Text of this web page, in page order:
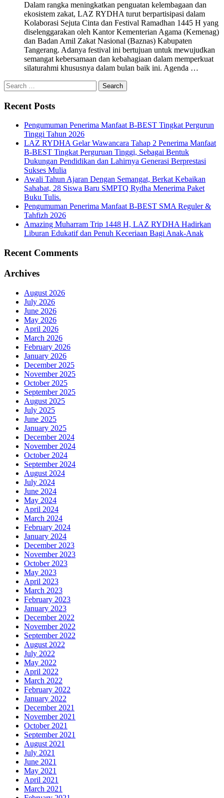
Dalam rangka meningkatkan penguatan kelembagaan dan
ekosistem zakat, LAZ RYDHA turut berpartisipasi dalam
Kolaborasi Sejuta Cinta dan Festival Ramadhan 1445 H yang
diselenggarakan oleh Kantor Kementerian Agama (Kemenag)
dan Badan Amil Zakat Nasional (Baznas) Kabupaten
Tangerang. Adanya festival ini bertujuan untuk mewujudkan
semangat kebersamaan dan kebahagiaan dalam memperkuat
silaturahmi khususnya dalam bulan baik ini. Agenda …
Search
for:
Recent Posts
Pengumuman Penerima Manfaat B-BEST Tingkat Pergurun
Tinggi Tahun 2026
LAZ RYDHA Gelar Wawancara Tahap 2 Penerima Manfaat
B-BEST Tingkat Perguruan Tinggi, Sebagai Bentuk
Dukungan Pendidikan dan Lahirnya Generasi Berprestasi
Sukses Mulia
Awali Tahun Ajaran Dengan Semangat, Berkat Kebaikan
Sahabat, 28 Siswa Baru SMPTQ Rydha Menerima Paket
Buku Tulis.
Pengumuman Penerima Manfaat B-BEST SMA Reguler &
Tahfizh 2026
Amazing Muharram Trip 1448 H, LAZ RYDHA Hadirkan
Liburan Edukatif dan Penuh Keceriaan Bagi Anak-Anak
Recent Comments
Archives
August 2026
July 2026
June 2026
May 2026
April 2026
March 2026
February 2026
January 2026
December 2025
November 2025
October 2025
September 2025
August 2025
July 2025
June 2025
January 2025
December 2024
November 2024
October 2024
September 2024
August 2024
July 2024
June 2024
May 2024
April 2024
March 2024
February 2024
January 2024
December 2023
November 2023
October 2023
May 2023
April 2023
March 2023
February 2023
January 2023
December 2022
November 2022
September 2022
August 2022
July 2022
May 2022
April 2022
March 2022
February 2022
January 2022
December 2021
November 2021
October 2021
September 2021
August 2021
July 2021
June 2021
May 2021
April 2021
March 2021